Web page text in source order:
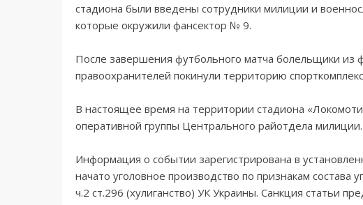
стадиона были введены сотрудники милиции и
которые окружили фансектор № 9.
После завершения футбольного матча болельщики из
правоохранителей покинули территорию
В настоящее время на территории стадиона
оперативной группы Центрального райотдела милиции.
Информация о событии зарегистрирована в
начато уголовное производство по признакам состава
ч.2 ст.296 (хулиганство) УК Украины. Санкция статьи